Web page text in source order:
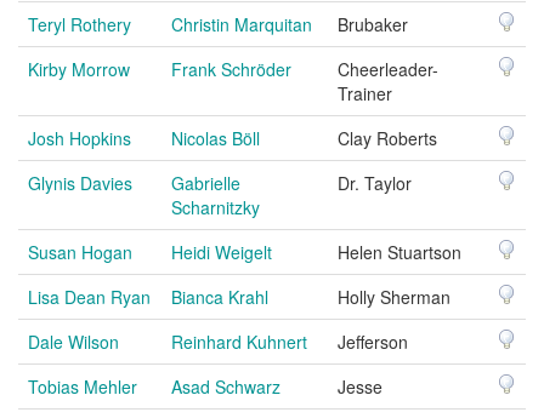
Teryl Rothery
Christin Marquitan
Brubaker
Kirby Morrow
Frank Schröder
Cheerleader-
Trainer
Josh Hopkins
Nicolas Böll
Clay Roberts
Glynis Davies
Gabrielle
Scharnitzky
Dr. Taylor
Susan Hogan Heidi Weigelt
Helen Stuartson
Lisa Dean Ryan
Bianca Krahl
Holly Sherman
Dale Wilson
Reinhard Kuhnert
Jefferson
Tobias Mehler
Asad Schwarz
Jesse